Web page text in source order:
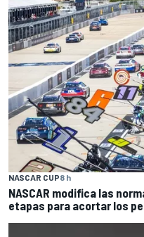
NASCAR CUP8 h
NASCAR modifica las
etapas para acortar los